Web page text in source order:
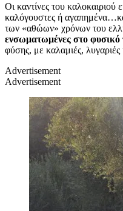
Οι καντίνες του καλοκαιριού
καλόγουστες ή
των «αθώων» χρόνων του
ενσωματωμένες στο φυσικό
φύσης, με καλαμιές,
Advertisement
Advertisement